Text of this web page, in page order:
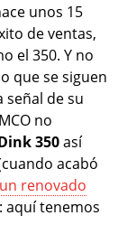
unos 15
de ventas,
el 350. Y no
que se siguen
de su
no
350así
acabó
un renovado
: aquí tenemos